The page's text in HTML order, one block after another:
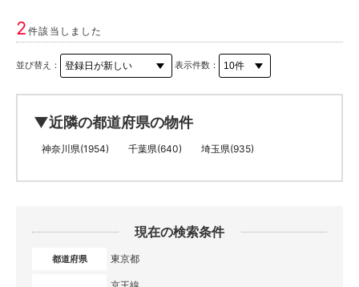
2件該当しました
並び替え： 表示件数：
▼近隣の都道府県の物件
神奈川県(1954) 千葉県(640) 埼玉県(935)
現在の検索条件
都道府県 東京都